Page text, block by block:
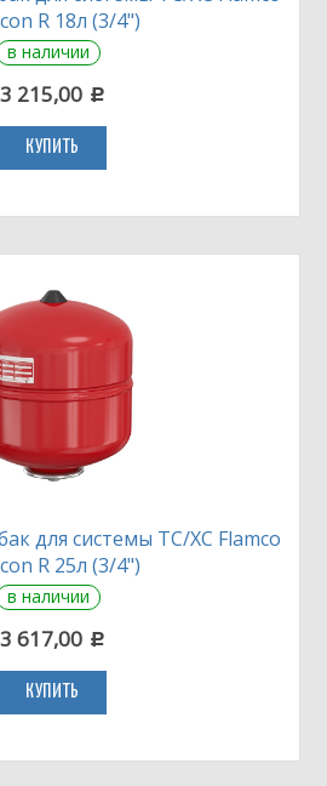
R 18л (3/4")
в наличии
3 215,00 c
КУПИТЬ
для системы ТС/ХС Flamco
R 25л (3/4")
в наличии
3 617,00 c
КУПИТЬ